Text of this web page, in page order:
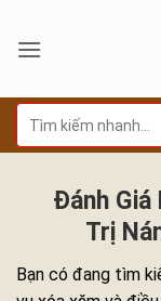
qua
dung
Tìm
kiếm:
Đánh Giá
Trị
Bạn có đang tìm